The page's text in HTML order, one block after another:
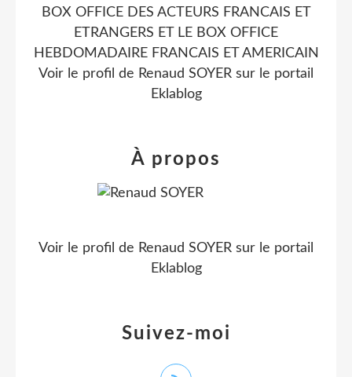
BOX OFFICE DES ACTEURS FRANCAIS ET
ETRANGERS ET LE BOX OFFICE
HEBDOMADAIRE FRANCAIS ET AMERICAIN
Voir le profil de Renaud SOYER sur le portail
Eklablog
Suivez-moi
À propos
Voir le profil de Renaud SOYER sur le portail
Eklablog